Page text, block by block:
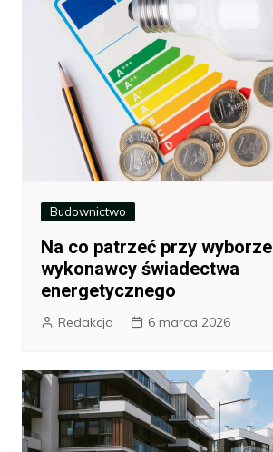
Budownictwo
Na co patrzeć przy wyborze
wykonawcy świadectwa
energetycznego
Redakcja 6 marca 2026